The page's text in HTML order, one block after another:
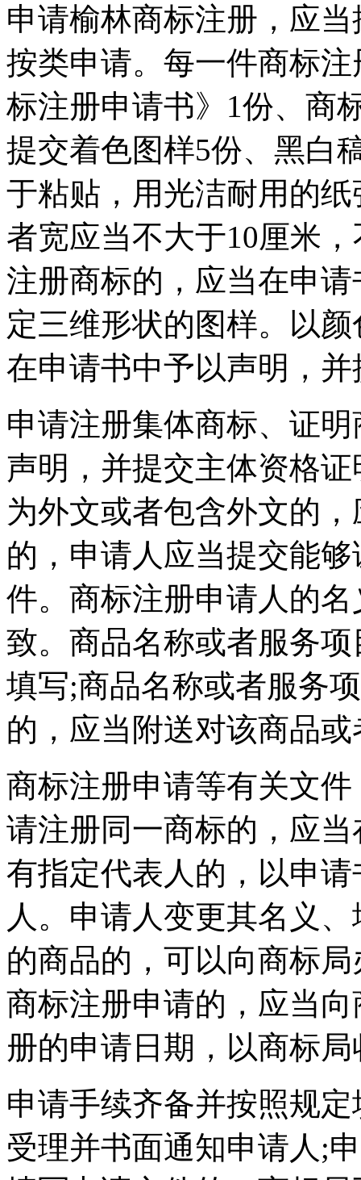
申请榆林商标注册，应
按类申请。每一件商标
标注册申请书》1份、商
提交着色图样5份、黑白
于粘贴，用光洁耐用的
者宽应当不大于10厘米
注册商标的，应当在申
定三维形状的图样。以
在申请书中予以声明，
申请注册集体商标、证
声明，并提交主体资格
为外文或者包含外文的
的，申请人应当提交能
件。商标注册申请人的
致。商品名称或者服务
填写;商品名称或者服务
的，应当附送对该商品
商标注册申请等有关文
请注册同一商标的，应
有指定代表人的，以申
人。申请人变更其名义
的商品的，可以向商标
商标注册申请的，应当
册的申请日期，以商标
申请手续齐备并按照规
受理并书面通知申请人;